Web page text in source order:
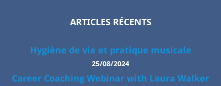
ARTICLES RÉCENTS
Hygiène de vie et pratique musicale
25/08/2024
Career Coaching Webinar with Laura Walker